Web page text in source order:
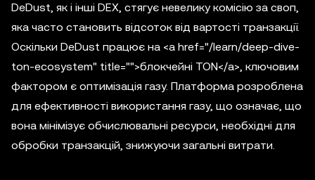
DeDust, як і інші DEX, стягує невелику комісію за своп,
яка часто становить відсоток від вартості транзакції.
Оскільки DeDust працює на <a href="/learn/deep-dive-
ton-ecosystem" title="">блокчейні TON</a>, ключовим
фактором є оптимізація газу. Платформа розроблена
для ефективності використання газу, що означає, що
вона мінімізує обчислювальні ресурси, необхідні для
обробки транзакцій, знижуючи загальні витрати.